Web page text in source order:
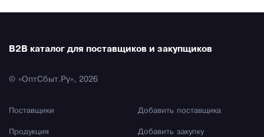
B2B каталог для поставщиков и закупщиков
© «ОптСбыт.Ру», 2026
Поставщики
Продукция
Добавить поставщика
Добавить закупку